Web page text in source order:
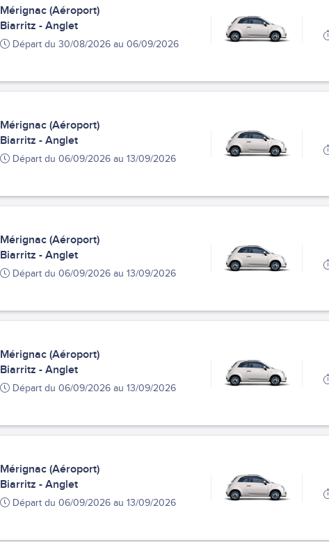
Mérignac (Aéroport)
Biarritz - Anglet
Départ du 30/08/2026 au 06/09/2026
Mérignac (Aéroport)
Biarritz - Anglet
Départ du 06/09/2026 au 13/09/2026
Mérignac (Aéroport)
Biarritz - Anglet
Départ du 06/09/2026 au 13/09/2026
Mérignac (Aéroport)
Biarritz - Anglet
Départ du 06/09/2026 au 13/09/2026
Mérignac (Aéroport)
Biarritz - Anglet
Départ du 06/09/2026 au 13/09/2026